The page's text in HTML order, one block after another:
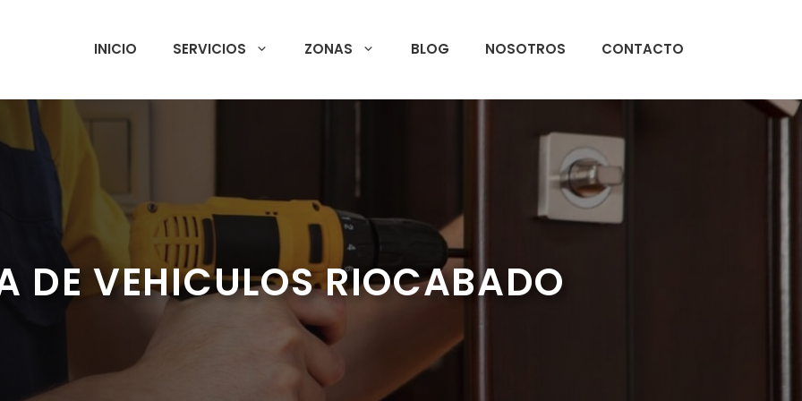
INICIO SERVICIOS ZONAS BLOG NOSOTROS CONTACTO
DE VEHICULOS RIOCABADO